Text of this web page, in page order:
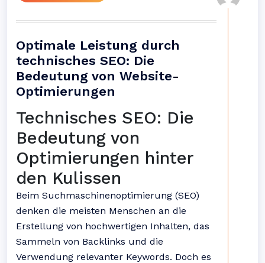
Optimale Leistung durch
technisches SEO: Die
Bedeutung von Website-
Optimierungen
Technisches SEO: Die
Bedeutung von
Optimierungen hinter
den Kulissen
Beim Suchmaschinenoptimierung (SEO)
denken die meisten Menschen an die
Erstellung von hochwertigen Inhalten, das
Sammeln von Backlinks und die
Verwendung relevanter Keywords. Doch es